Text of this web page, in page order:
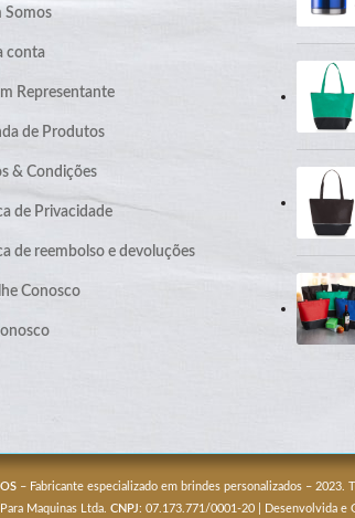
Somos
conta
Representante
de Produtos
& Condições
de Privacidade
de reembolso e devoluções
Conosco
– Fabricante especializado em brindes personalizados –
Para Maquinas Ltda. CNPJ: 07.173.771/0001-20 | Desenvolvida e